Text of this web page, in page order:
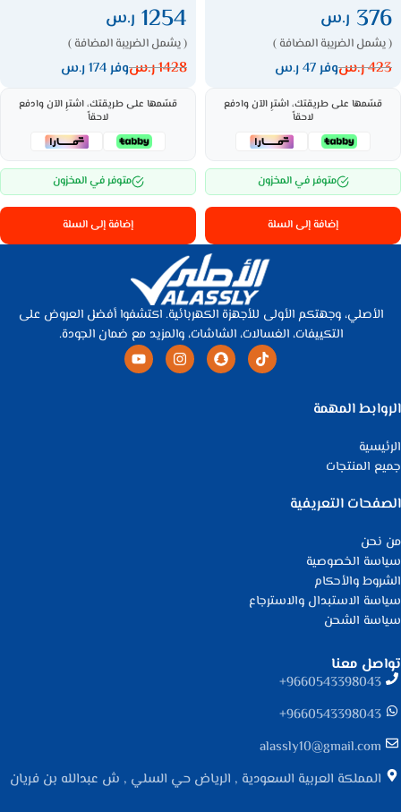
376 ر.س
( يشمل الضريبة المضافة )
423ر.سوفر 47 ر.س
قسّمها على طريقتك، اشترِ الآن وادفع
لاحقاً
متوفر في المخزون
إضافة إلى السلة
1254 ر.س
( يشمل الضريبة المضافة )
1428ر.سوفر 174 ر.س
قسّمها على طريقتك، اشترِ الآن وادفع
لاحقاً
متوفر في المخزون
إضافة إلى السلة
الأصلي، وجهتكم الأولى للأجهزة الكهربائية. اكتشفوا أفضل العروض على
التكييفات، الغسالات، الشاشات، والمزيد مع ضمان الجودة.
الروابط المهمة
الرئيسية
جميع المنتجات
الصفحات التعريفية
من نحن
سياسة الخصوصية
الشروط والأحكام
سياسة الاستبدال والاسترجاع
سياسة الشحن
تواصل معنا
9660543398043⁩+
9660543398043⁩+
alassly10@gmail.com
المملكة العربية السعودية , الرياض حي السلي , ش عبدالله بن فريان